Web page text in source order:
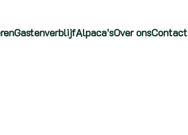
GastenverblijfAlpaca’sOver onsContact